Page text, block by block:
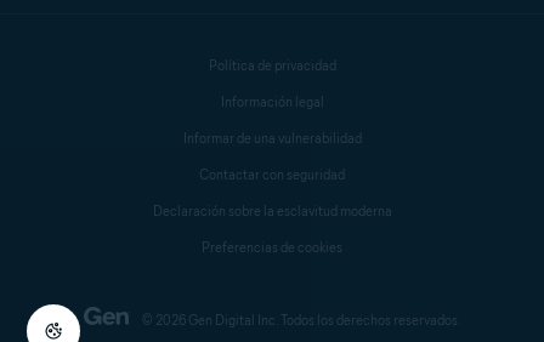
© 2026 Gen Digital Inc. Todos los derechos reservados.
Política de privacidad
Información legal
Informar de una vulnerabilidad
Contactar con seguridad
Declaración sobre la esclavitud moderna
Preferencias de cookies